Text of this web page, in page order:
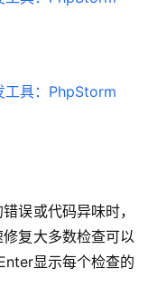
误或代码异味时，
复大多数检查可以
显示每个检查的